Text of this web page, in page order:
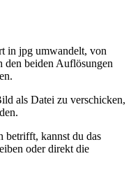
in jpg umwandelt, von
den beiden Auflösungen
als Datei zu verschicken,
betrifft, kannst du das
oder direkt die